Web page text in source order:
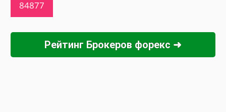
Рейтинг Брокеров форекс ➜